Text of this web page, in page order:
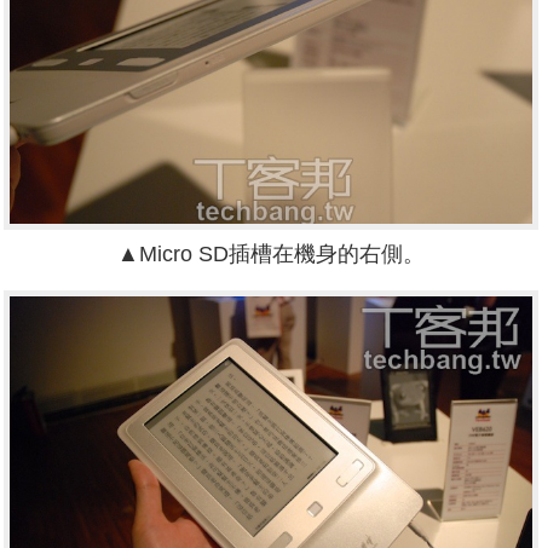
▲Micro SD插槽在機身的右側。